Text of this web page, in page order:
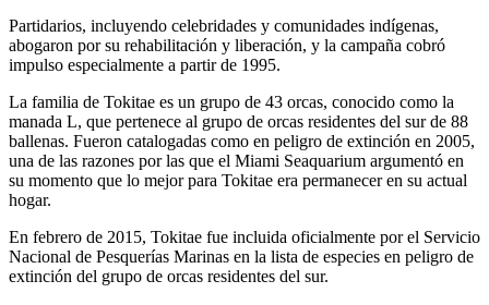
Partidarios, incluyendo celebridades y comunidades indígenas,
abogaron por su rehabilitación y liberación, y la campaña cobró
impulso especialmente a partir de 1995.
La familia de Tokitae es un grupo de 43 orcas, conocido como la
manada L, que pertenece al grupo de orcas residentes del sur de 88
ballenas. Fueron catalogadas como en peligro de extinción en 2005,
una de las razones por las que el Miami Seaquarium argumentó en
su momento que lo mejor para Tokitae era permanecer en su actual
hogar.
En febrero de 2015, Tokitae fue incluida oficialmente por el Servicio
Nacional de Pesquerías Marinas en la lista de especies en peligro de
extinción del grupo de orcas residentes del sur.